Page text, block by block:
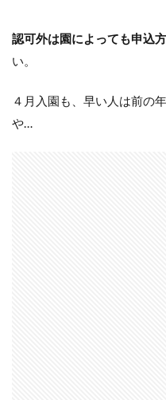
認可外は園によっても申込
い。
４月入園も、早い人は前の
や…